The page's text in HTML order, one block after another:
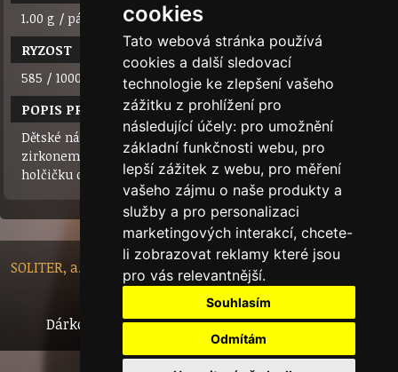
cookies
Tato webová stránka používá
cookies a další sledovací
technologie ke zlepšení vašeho
zážitku z prohlížení pro
následující účely: pro umožnění
základní funkčnosti webu, pro
lepší zážitek z webu, pro měření
vašeho zájmu o naše produkty a
služby a pro personalizaci
marketingových interakcí, chcete-
li zobrazovat reklamy které jsou
pro vás relevantnější.
Souhlasím
Odmítám
1.00 g / pár
RYZOST
585 / 1000 (14 karátů)
POPIS PRODUKTU
Dětské náušnice z bílého zlata 585/1000 ve tvaru kytičky, se
zirkonem, výška 13 mm, šířka 7,4 mm. Budou provázet vaší
holčičku od narození až do školních let.
SOLITER, a.s. - Nádražní 148/10, 46601 Jablonec nad Nisou,
Czech Republic
Dárkový certifikát
Bytový dům Tech.info